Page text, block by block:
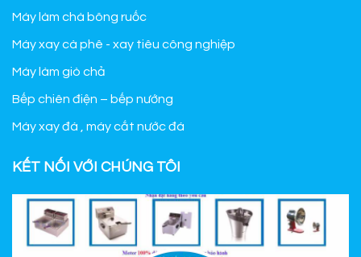
Máy làm chà bông ruốc
Máy xay cà phê - xay tiêu công nghiệp
Máy làm giò chả
Bếp chiên điện – bếp nướng
Máy xay đá , máy cắt nước đá
KẾT NỐI VỚI CHÚNG TÔI